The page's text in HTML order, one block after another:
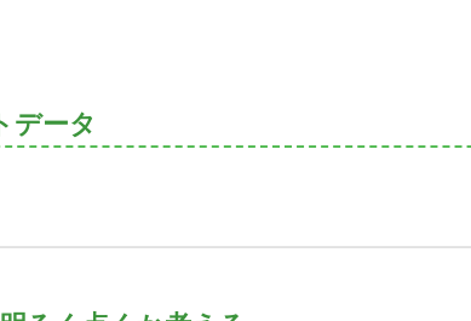
データ